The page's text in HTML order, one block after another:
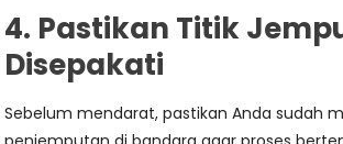
4. Pastikan Titik
Disepakati
Sebelum mendarat, pastikan Anda sudah